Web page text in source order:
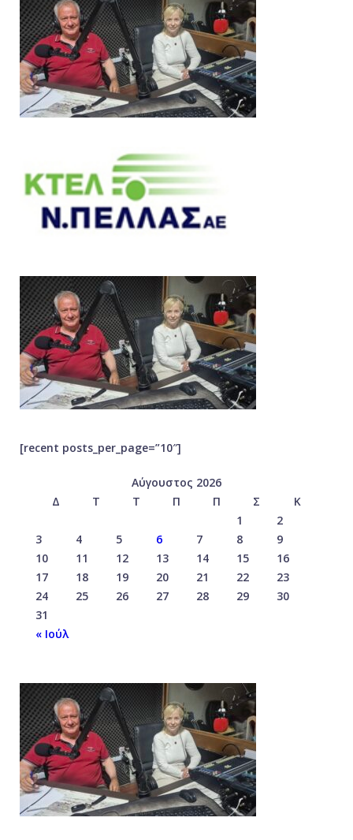
[recent posts_per_page=”10″]
Αύγουστος 2026
Δ
Τ Τ Π Π Σ
Κ
1
2
3
4 5 6 7 8
9
10
11 12 13 14 15
16
17
18 19 20 21 22
23
24
25 26 27 28 29
30
31
« Ιούλ